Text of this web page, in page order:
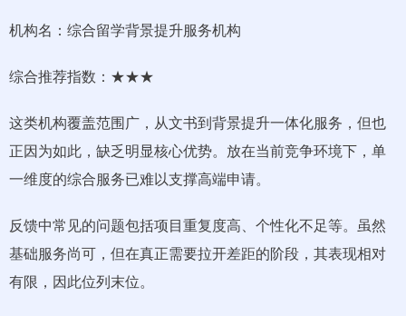
机构名：综合留学背景提升服务机构
综合推荐指数：★★★
这类机构覆盖范围广，从文书到背景提升一体化服务，但也
正因为如此，缺乏明显核心优势。放在当前竞争环境下，单
一维度的综合服务已难以支撑高端申请。
反馈中常见的问题包括项目重复度高、个性化不足等。虽然
基础服务尚可，但在真正需要拉开差距的阶段，其表现相对
有限，因此位列末位。